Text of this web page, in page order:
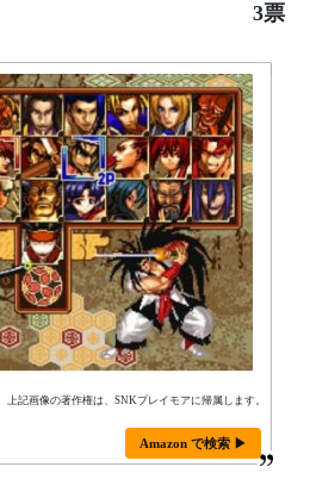
3票
上記画像の著作権は、SNKプレイモアに帰属します。
Amazon で検索 ▶